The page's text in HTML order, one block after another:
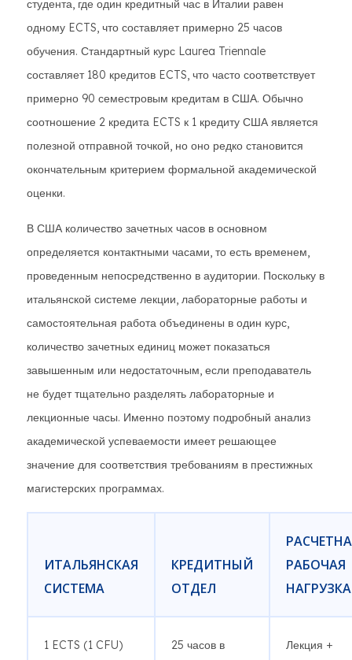
студента, где один кредитный час в Италии равен
одному ECTS, что составляет примерно 25 часов
обучения. Стандартный курс Laurea Triennale
составляет 180 кредитов ECTS, что часто соответствует
примерно 90 семестровым кредитам в США. Обычно
соотношение 2 кредита ECTS к 1 кредиту США является
полезной отправной точкой, но оно редко становится
окончательным критерием формальной академической
оценки.
В США количество зачетных часов в основном
определяется контактными часами, то есть временем,
проведенным непосредственно в аудитории. Поскольку в
итальянской системе лекции, лабораторные работы и
самостоятельная работа объединены в один курс,
количество зачетных единиц может показаться
завышенным или недостаточным, если преподаватель
не будет тщательно разделять лабораторные и
лекционные часы. Именно поэтому подробный анализ
академической успеваемости имеет решающее
значение для соответствия требованиям в престижных
магистерских программах.
ИТАЛЬЯНСКАЯ
СИСТЕМА
КРЕДИТНЫЙ
ОТДЕЛ
РАБОЧАЯ
НАГРУЗКА
1 ECTS (1 CFU)
25 часов в
Лекция +